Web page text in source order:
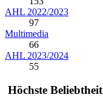
AHL 2022/2023
97
Multimedia
66
AHL 2023/2024
55
Höchste Beliebtheit